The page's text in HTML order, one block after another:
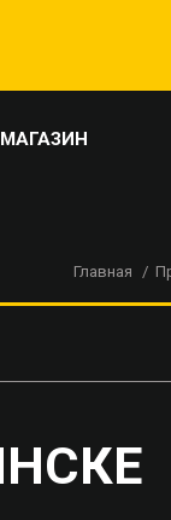
МАГАЗИН
Главная